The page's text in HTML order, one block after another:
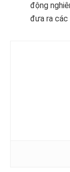
động
đưa ra các